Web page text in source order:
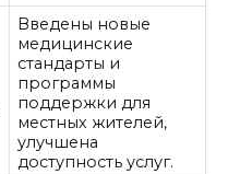
Введены новые
медицинские
стандарты и
программы
поддержки для
местных жителей,
улучшена
доступность услуг.